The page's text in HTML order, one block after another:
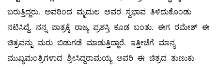
ಬರುತ್ತಿದ್ದರು. ಅವರಿಂದ ಮೃದುಲ ಅವರ ಸ್ವಭಾವ ತಿಳಿದುಕೊಂಡು
ನಟಿಸಿದ್ದೆ. ನನ್ನ ಪಾತ್ರಕ್ಕೆ ರಾಜ್ಯ ಪ್ರಶಸ್ತಿ ಕೂಡ ಬಂತು.‌ ಈಗ ರಮೇಶ್ ಈ
ಚಿತ್ರವನ್ನು ಮರು ಬಿಡುಗಡೆ ಮಾಡುತ್ತಿದ್ದಾರೆ. ಇತ್ತೀಚೆಗೆ ಮಾನ್ಯ
ಮುಖ್ಯಮಂತ್ರಿಗಳಾದ ಶ್ರೀಸಿದ್ದರಾಮಯ್ಯ ಅವರಿ ಈ ಚಿತ್ರದ ತುಣುಕು